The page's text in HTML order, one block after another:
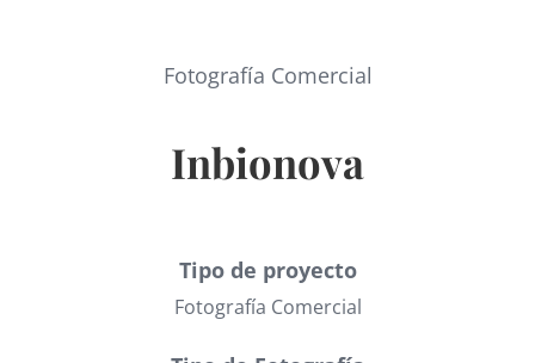
Fotografía Comercial
Inbionova
Tipo de proyecto
Fotografía Comercial